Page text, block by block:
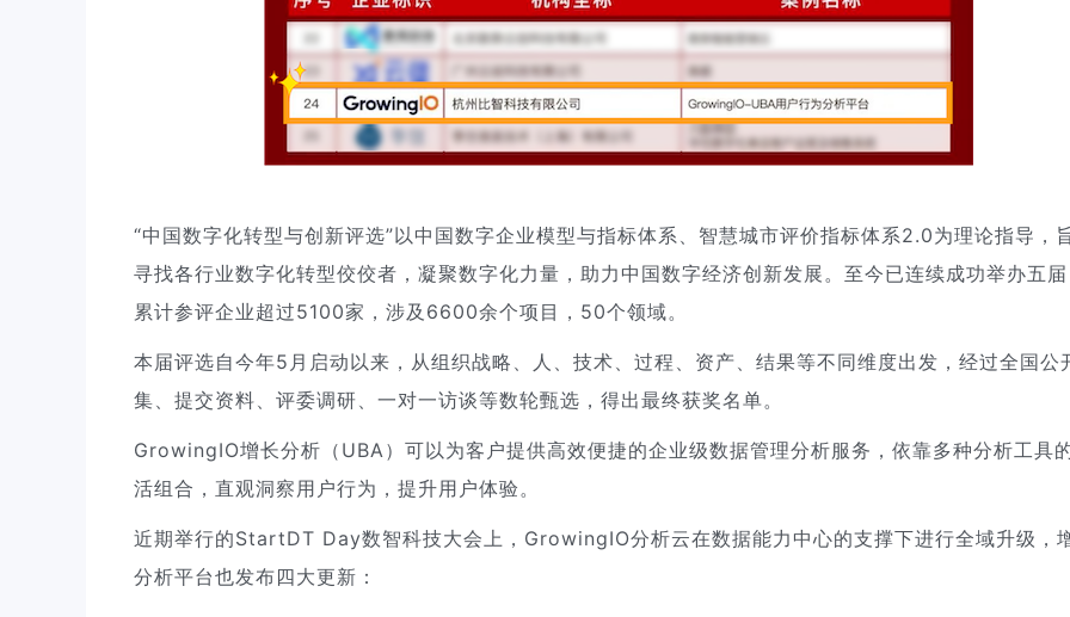
“中国数字化转型与创新评选”以中国数字企业模型与指标体系、智慧城市评价指标体系2.0为理论指导，
寻找各行业数字化转型佼佼者，凝聚数字化力量，助力中国数字经济创新发展。至今已连续成功举办五
累计参评企业超过5100家，涉及6600余个项目，50个领域。
本届评选自今年5月启动以来，从组织战略、人、技术、过程、资产、结果等不同维度出发，经过全国公
集、提交资料、评委调研、一对一访谈等数轮甄选，得出最终获奖名单。
GrowingIO增长分析（UBA）可以为客户提供高效便捷的企业级数据管理分析服务，依靠多种分析工具
活组合，直观洞察用户行为，提升用户体验。
近期举行的StartDT Day数智科技大会上，GrowingIO分析云在数据能力中心的支撑下进行全域升级，
分析平台也发布四大更新：